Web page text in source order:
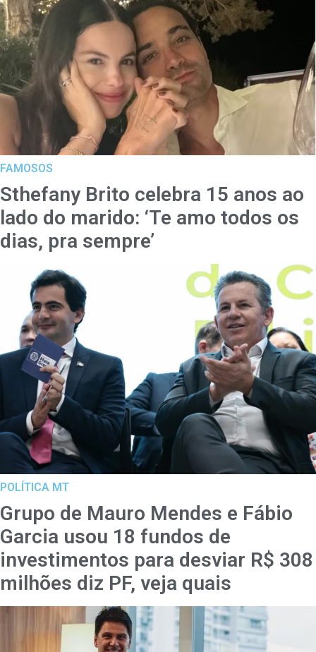
FAMOSOS
Sthefany Brito celebra 15 anos ao
lado do marido: ‘Te amo todos os
dias, pra sempre’
POLÍTICA MT
Grupo de Mauro Mendes e Fábio
Garcia usou 18 fundos de
investimentos para desviar R$ 308
milhões diz PF, veja quais